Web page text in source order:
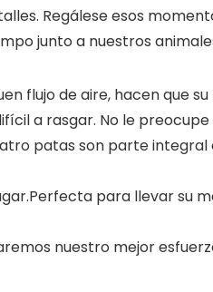
Regálese esos
junto a nuestros
flujo de aire, hacen que
a rasgar. No le
patas son parte
para llevar su
nuestro mejor